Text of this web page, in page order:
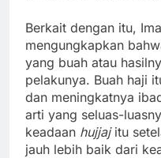
Berkait dengan itu,
mengungkapkan
yang buah atau
pelakunya. Buah haji
dan meningkatnya
arti yang seluas-
keadaan hujjaj itu
jauh lebih baik dari